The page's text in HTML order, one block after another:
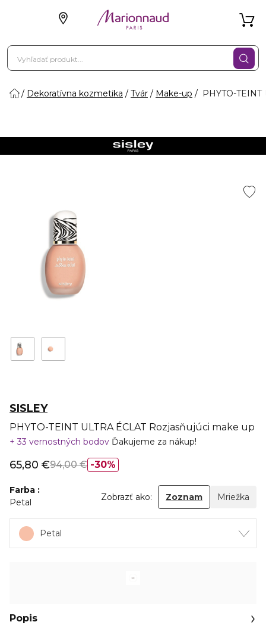
Dekoratívna kozmetika Tvár Make-up PHYTO-TEINT
SISLEY
PHYTO-TEINT ULTRA ÉCLAT Rozjasňujúci make up
33 vernostných bodov Ďakujeme za nákup!
30%
65,80 €94,00 €
Farba
Petal
Zobrazť ako: Zoznam Mriežka
Petal
Popis